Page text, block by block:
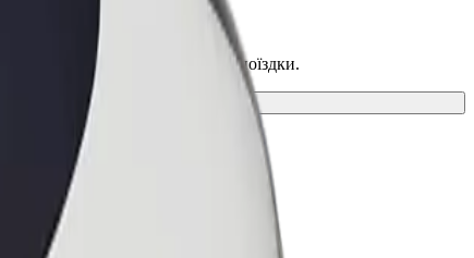
пересування для своєї поїздки.